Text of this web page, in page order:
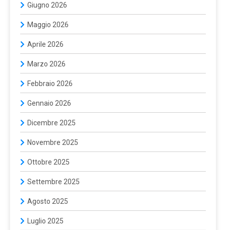
Giugno 2026
Maggio 2026
Aprile 2026
Marzo 2026
Febbraio 2026
Gennaio 2026
Dicembre 2025
Novembre 2025
Ottobre 2025
Settembre 2025
Agosto 2025
Luglio 2025